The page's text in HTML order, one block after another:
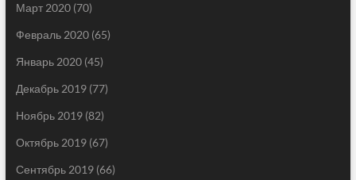
Март 2020(70)
Февраль 2020(65)
Январь 2020(45)
Декабрь 2019(77)
Ноябрь 2019(82)
Октябрь 2019(67)
Сентябрь 2019(66)